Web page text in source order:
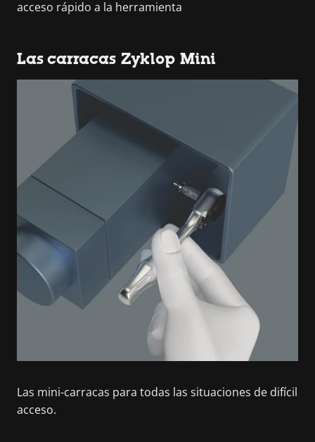
acceso rápido a la herramienta
Las carracas Zyklop Mini
Las mini-carracas para todas las situaciones de difícil
acceso.